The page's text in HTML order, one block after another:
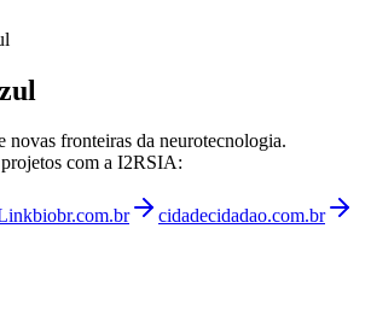
novas fronteiras da neurotecnologia.
com a I2RSIA:
cidadecidadao.com.br